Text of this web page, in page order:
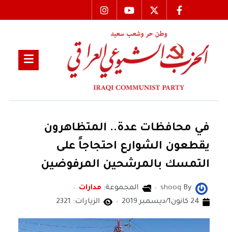
في محافظات عدة.. المتظاهرون
يقطعون الشوارع احتجاجاً على
التمسك بالمرشحين المرفوضين
By
shooq المجموعة: مدارات
24 كانون1/ديسمبر 2019
الزيارات: 2321